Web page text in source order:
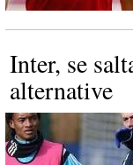
Inter, se
alternative